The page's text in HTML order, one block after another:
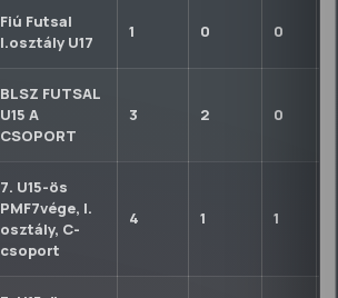
Fiú Futsal
I.osztály U17
1 0 0
BLSZ FUTSAL
U15 A
CSOPORT
3 2 0
7. U15-ös
PMF7vége, I.
osztály, C-
csoport
4 1 1